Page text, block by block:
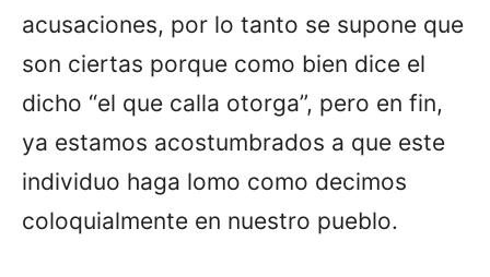
acusaciones, por lo tanto se supone que
son ciertas porque como bien dice el
dicho “el que calla otorga”, pero en fin,
ya estamos acostumbrados a que este
individuo haga lomo como decimos
coloquialmente en nuestro pueblo.